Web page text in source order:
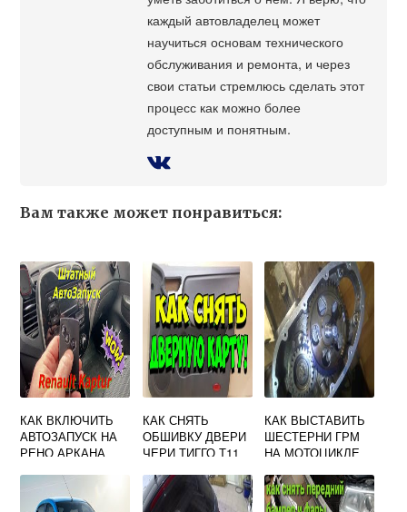
каждый автовладелец может
научиться основам технического
обслуживания и ремонта, и через
свои статьи стремлюсь сделать этот
процесс как можно более
доступным и понятным.
Вам также может понравиться:
КАК ВКЛЮЧИТЬ
АВТОЗАПУСК НА
РЕНО АРКАНА
КАК СНЯТЬ
ОБШИВКУ ДВЕРИ
ЧЕРИ ТИГГО Т11
КАК ВЫСТАВИТЬ
ШЕСТЕРНИ ГРМ
НА МОТОЦИКЛЕ